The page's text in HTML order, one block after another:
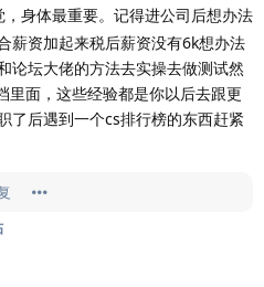
身体最重要。记得进公司后想办法
薪资加起来税后薪资没有6k想办法
论坛大佬的方法去实操去做测试然
面，这些经验都是你以后去跟更
了后遇到一个cs排行榜的东西赶紧